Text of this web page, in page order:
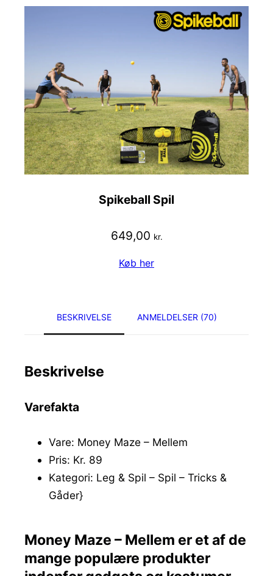
Spikeball Spil
649,00 kr.
Køb her
BESKRIVELSE ANMELDELSER (70)
Beskrivelse
Varefakta
Vare: Money Maze – Mellem
Pris: Kr. 89
Kategori: Leg & Spil – Spil – Tricks &
Gåder}
Money Maze – Mellem er et af de
mange populære produkter